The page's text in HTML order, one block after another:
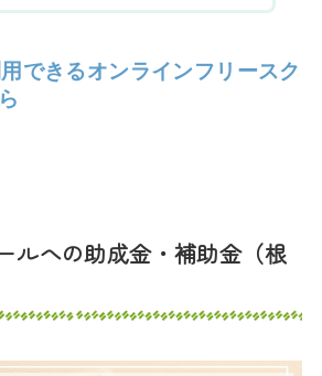
できるオンラインフリースク
ルへの助成金・補助金（根